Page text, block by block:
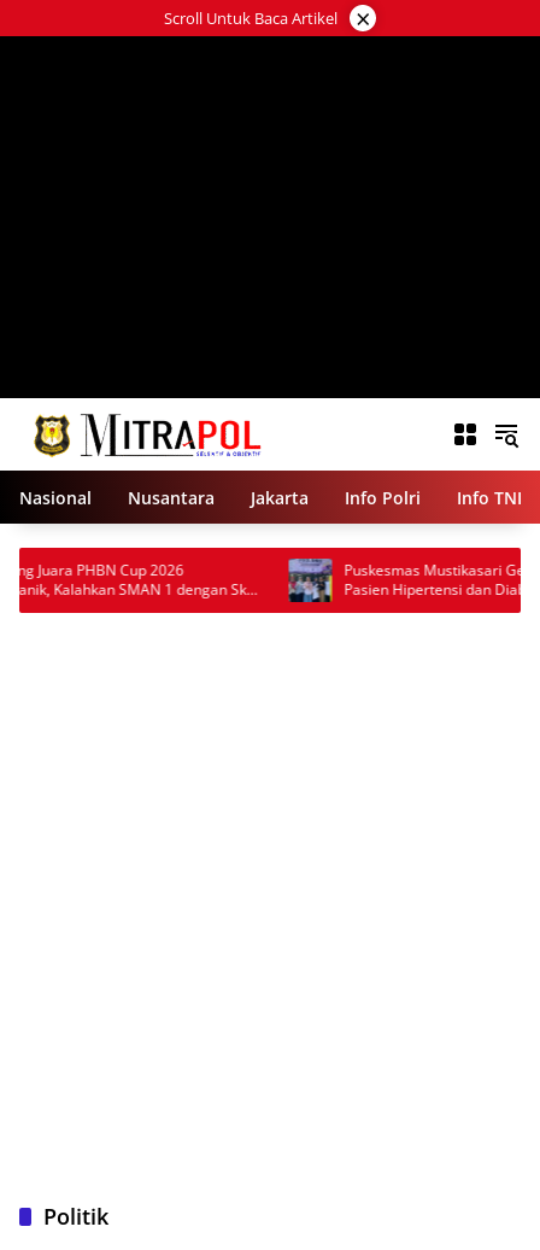
ke
Scroll Untuk Baca Artikel ×
Nasional Nusantara Jakarta Info Polri Info TNI
Skor
Puskesmas Mustikasari Gelar PROLANIS, 35
Pasien Hipertensi dan Diabetes Ikuti
Pemeriksaan Kesehatan
Politik